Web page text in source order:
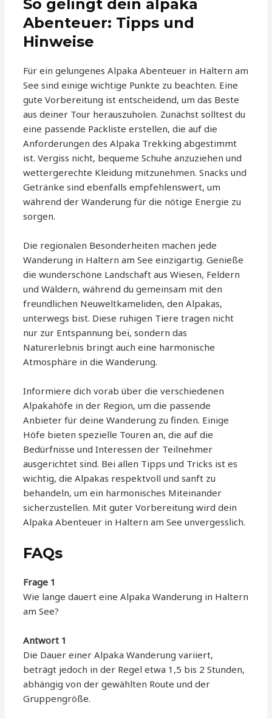
So gelingt dein alpaka
Abenteuer: Tipps und
Hinweise
Für ein gelungenes Alpaka Abenteuer in Haltern am
See sind einige wichtige Punkte zu beachten. Eine
gute Vorbereitung ist entscheidend, um das Beste
aus deiner Tour herauszuholen. Zunächst solltest du
eine passende Packliste erstellen, die auf die
Anforderungen des Alpaka Trekking abgestimmt
ist. Vergiss nicht, bequeme Schuhe anzuziehen und
wettergerechte Kleidung mitzunehmen. Snacks und
Getränke sind ebenfalls empfehlenswert, um
während der Wanderung für die nötige Energie zu
sorgen.
Die regionalen Besonderheiten machen jede
Wanderung in Haltern am See einzigartig. Genieße
die wunderschöne Landschaft aus Wiesen, Feldern
und Wäldern, während du gemeinsam mit den
freundlichen Neuweltkameliden, den Alpakas,
unterwegs bist. Diese ruhigen Tiere tragen nicht
nur zur Entspannung bei, sondern das
Naturerlebnis bringt auch eine harmonische
Atmosphäre in die Wanderung.
Informiere dich vorab über die verschiedenen
Alpakahöfe in der Region, um die passende
Anbieter für deine Wanderung zu finden. Einige
Höfe bieten spezielle Touren an, die auf die
Bedürfnisse und Interessen der Teilnehmer
ausgerichtet sind. Bei allen Tipps und Tricks ist es
wichtig, die Alpakas respektvoll und sanft zu
behandeln, um ein harmonisches Miteinander
sicherzustellen. Mit guter Vorbereitung wird dein
Alpaka Abenteuer in Haltern am See unvergesslich.
FAQs
Frage 1
Wie lange dauert eine Alpaka Wanderung in Haltern
am See?
Antwort 1
Die Dauer einer Alpaka Wanderung variiert,
beträgt jedoch in der Regel etwa 1,5 bis 2 Stunden,
abhängig von der gewählten Route und der
Gruppengröße.